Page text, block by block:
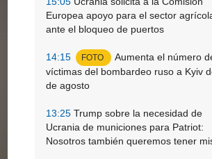
Europea apoyo para el sector
ante el bloqueo de puertos
14:15 FOTO
Aumenta el número
víctimas del bombardeo ruso a Kyiv
de agosto
13:25 Trump sobre la necesidad de
Ucrania de municiones para Patriot:
Nosotros también queremos tener